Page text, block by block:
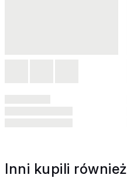
Inni kupili również